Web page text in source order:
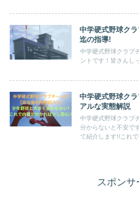
中学硬式野球ク
迄の指導!
中学硬式野球クラブ
ントです！皆さんし
中学硬式野球ク
アルな実態解説
中学硬式野球クラブ
分からないと不安で
て紹介します!!これ
スポンサ